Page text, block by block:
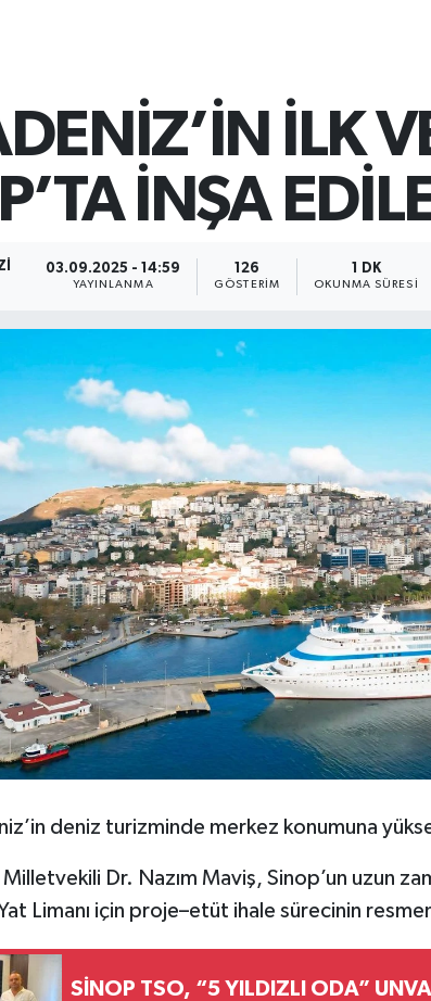
İLK
İNŞA
03.09.2025 - 14:59
YAYINLANMA
126
GÖSTERIM
1 DK
OKUNMA SÜRESI
deniz turizminde merkez konumuna
Dr. Nazım Maviş, Sinop’un uzun
Limanı için proje–etüt ihale sürecinin
SİNOP TSO, “5 YILDIZLI ODA”